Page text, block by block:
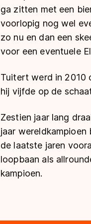
ga zitten met een
voorlopig nog wel
zo nu en dan een
voor een eventuele
Tuitert werd in 2010
hij vijfde op de
Zestien jaar lang
jaar
de laatste jaren
loopbaan als
kampioen.